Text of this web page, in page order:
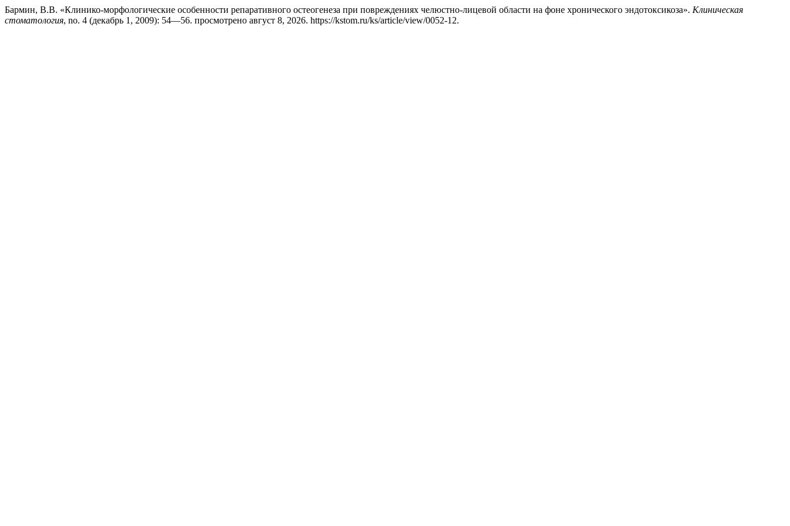
Бармин, В.В. «Клинико-морфологические особенности репаративного остеогенеза при повреждениях челюстно-лицевой области на фоне хронического эндотоксикоза». Клиническая
стоматология, no. 4 (декабрь 1, 2009): 54—56. просмотрено август 8, 2026. https://kstom.ru/ks/article/view/0052-12.